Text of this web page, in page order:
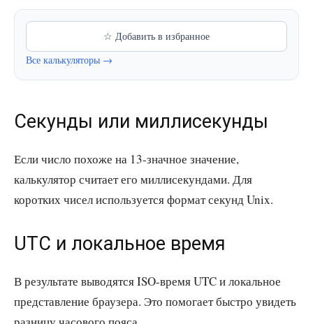
☆ Добавить в избранное
Все калькуляторы →
Секунды или миллисекунды
Если число похоже на 13-значное значение,
калькулятор считает его миллисекундами. Для
коротких чисел используется формат секунд Unix.
UTC и локальное время
В результате выводятся ISO-время UTC и локальное
представление браузера. Это помогает быстро увидеть